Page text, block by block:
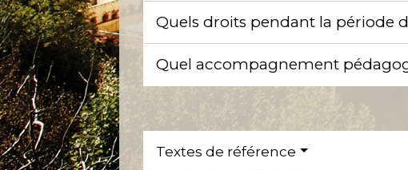
Quels droits pendant la période
Quel accompagnement
Textes de référence